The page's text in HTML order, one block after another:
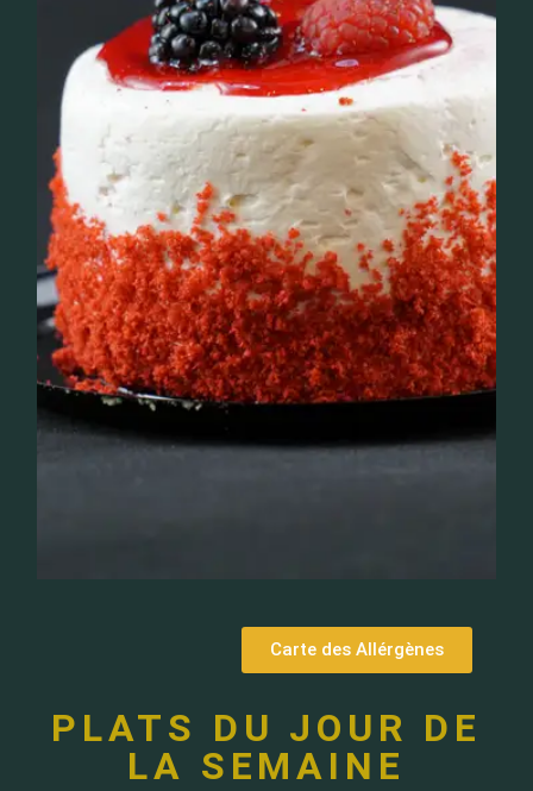
Carte des Allérgènes
PLATS DU JOUR DE
LA SEMAINE